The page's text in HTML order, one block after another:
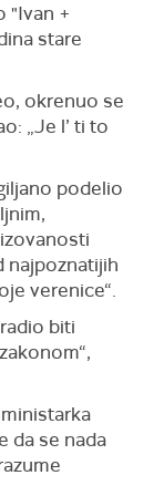
"Ivan +
stare
okrenuo se
„Je l’ ti to
podelio
najpoznatijih
verenice“.
biti
da se nada